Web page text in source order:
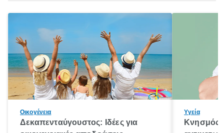
Οικογένεια
Δεκαπενταύγουστος: Ιδέες για
Υγεία
Κνησμός: